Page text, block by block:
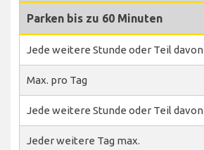
Parken bis zu 60 Minuten
Jede weitere Stunde oder Teil davon
Max. pro Tag
Jede weitere Stunde oder Teil davon
Jeder weitere Tag max.